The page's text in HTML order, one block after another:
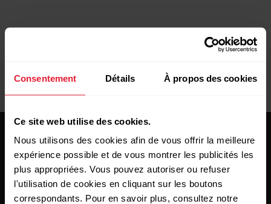
Consentement Détails À propos des cookies
Ce site web utilise des cookies.
Nous utilisons des cookies afin de vous offrir la meilleure
expérience possible et de vous montrer les publicités les
plus appropriées. Vous pouvez autoriser ou refuser
l'utilisation de cookies en cliquant sur les boutons
correspondants. Pour en savoir plus, consultez notre